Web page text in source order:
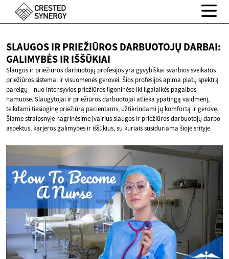
SLAUGOS IR PRIEŽIŪROS DARBUOTOJŲ DARBAI:
GALIMYBĖSIR IŠŠŪKIAI
Slaugos ir priežiūros darbuotojų profesijos yra gyvybiškai svarbios sveikatos
priežiūros sistemai ir visuomenės gerovei. Šios profesijos apima platų spektrą
pareigų – nuo intensyvios priežiūros ligoninėse iki ilgalaikės pagalbos
namuose. Slaugytojai ir priežiūros darbuotojai atlieka ypatingą vaidmenį,
teikdami tiesioginę priežiūrą pacientams, užtikrindami jų komfortą ir gerovę.
Šiame straipsnyje nagrinėsime įvairius slaugos ir priežiūros darbuotojų darbo
aspektus, karjeros galimybes ir iššūkius, su kuriais susiduriama šioje srityje.